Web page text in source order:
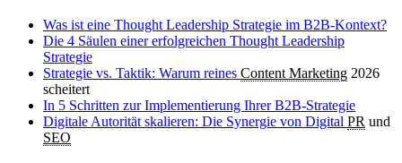
Was ist eine Thought Leadership Strategie im B2B-Kontext?
Die 4 Säulen einer erfolgreichen Thought Leadership
Strategie
Strategie vs. Taktik: Warum reines Content Marketing 2026
scheitert
In 5 Schritten zur Implementierung Ihrer B2B-Strategie
Digitale Autorität skalieren: Die Synergie von Digital PR und
SEO